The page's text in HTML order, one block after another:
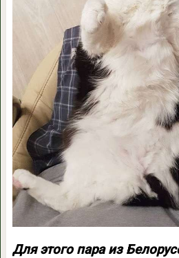
Для этого пара из